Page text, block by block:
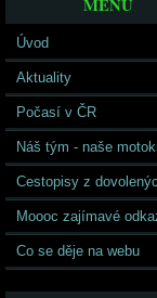
MENU
Úvod
Aktuality
Počasí v ČR
Náš tým - naše
Cestopisy z
Moooc zajímavé
Co se děje na webu